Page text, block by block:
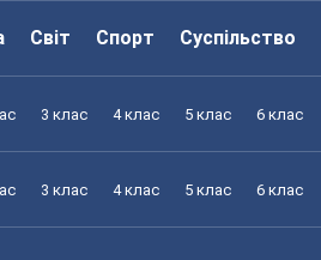
Світ Спорт Суспільство
3 клас 4 клас 5 клас 6 клас
3 клас 4 клас 5 клас 6 клас